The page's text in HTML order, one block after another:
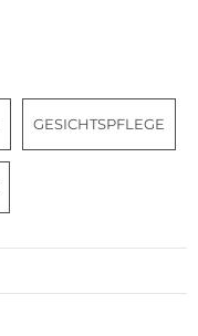
GESICHTSPFLEGE